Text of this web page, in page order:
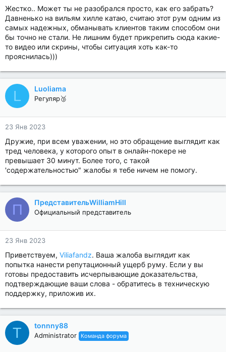
Жестко.. Может ты не разобрался просто, как его забрать?
Давненько на вильям хилле катаю, считаю этот рум одним из
самых надежных, обманывать клиентов таким способом они
бы точно не стали. Не лишним будет прикрепить сюда какие-
то видео или скрины, чтобы ситуация хоть как-то
прояснилась)))
L Luoliama
Регуляр🥉
23 Янв 2023
Дружие, при всем уважении, но это обращение выглядит как
тред человека, у которого опыт в онлайн-покере не
превышает 30 минут. Более того, с такой
'содержательностью" жалобы я тебе ничем не помогу.
П ПредставительWilliamHill
Официальный представитель
23 Янв 2023
Приветствуем, Viliafandz. Ваша жалоба выглядит как
попытка нанести репутационный ущерб руму. Если у вы
готовы предоставить исчерпывающие доказательства,
подтверждающие ваши слова - обратитесь в техническую
поддержку, приложив их.
T tonnny88
Administrator Команда форума